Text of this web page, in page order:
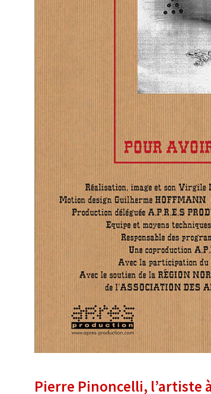
Pierre Pinoncelli, l’artiste